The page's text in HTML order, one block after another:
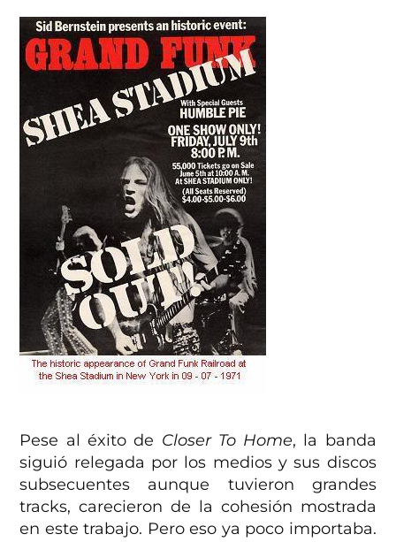
Pese al éxito de Closer To Home, la banda
siguió relegada por los medios y sus discos
subsecuentes aunque tuvieron grandes
tracks, carecieron de la cohesión mostrada
en este trabajo. Pero eso ya poco importaba.